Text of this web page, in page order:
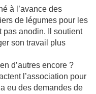
à l’avance des
de légumes pour les
pas anodin. Il soutient
son travail plus
d’autres encore ?
l’association pour
eu des demandes de